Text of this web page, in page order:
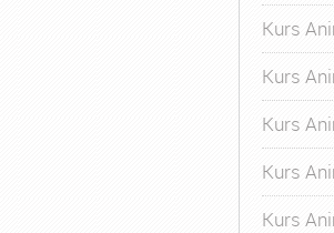
Kurs
Kurs
Kurs
Kurs
Kurs